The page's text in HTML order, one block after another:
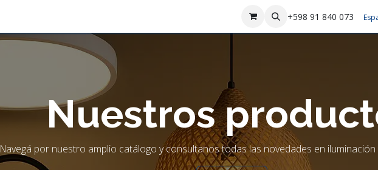
+598 91 840 073
Nuestros
Navegá por nuestro amplio catálogo y consultanos todas las novedades en